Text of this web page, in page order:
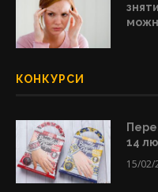
КОНКУРСИ
14
15/02/